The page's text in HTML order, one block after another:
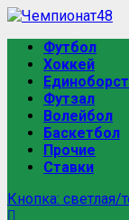
Футбол
Хоккей
Футзал
Волейбол
Баскетбол
Прочие
Ставки
Кнопка: светлая/